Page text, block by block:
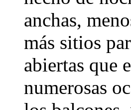
anchas,
más sitios
abiertas que
numerosas